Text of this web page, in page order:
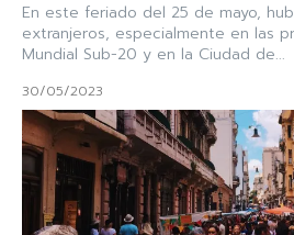
En este feriado del 25 de mayo,
extranjeros, especialmente en las
Mundial Sub-20 y en la Ciudad de...
30/05/2023